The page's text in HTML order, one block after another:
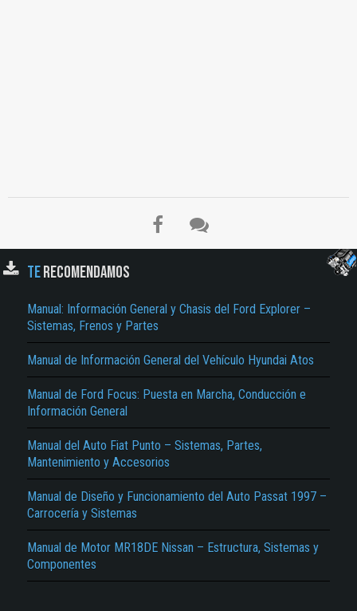
TERECOMENDAMOS
Manual: Información General y Chasis del Ford Explorer –
Sistemas, Frenos y Partes
Manual de Información General del Vehículo Hyundai Atos
Manual de Ford Focus: Puesta en Marcha, Conducción e
Información General
Manual del Auto Fiat Punto – Sistemas, Partes,
Mantenimiento y Accesorios
Manual de Diseño y Funcionamiento del Auto Passat 1997 –
Carrocería y Sistemas
Manual de Motor MR18DE Nissan – Estructura, Sistemas y
Componentes